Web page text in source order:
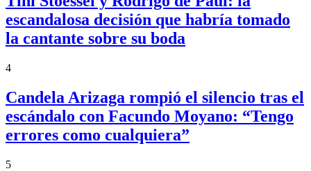
escandalosa decisión que habría tomado
la cantante sobre su boda
4
Candela Arizaga rompió el silencio tras el
escándalo con Facundo Moyano: “Tengo
errores como cualquiera”
5